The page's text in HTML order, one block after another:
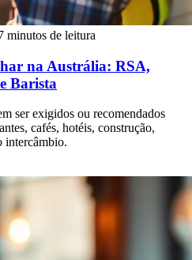
minutos de leitura
na Austrália: RSA,
Barista
ser exigidos ou recomendados
cafés, hotéis, construção,
intercâmbio.